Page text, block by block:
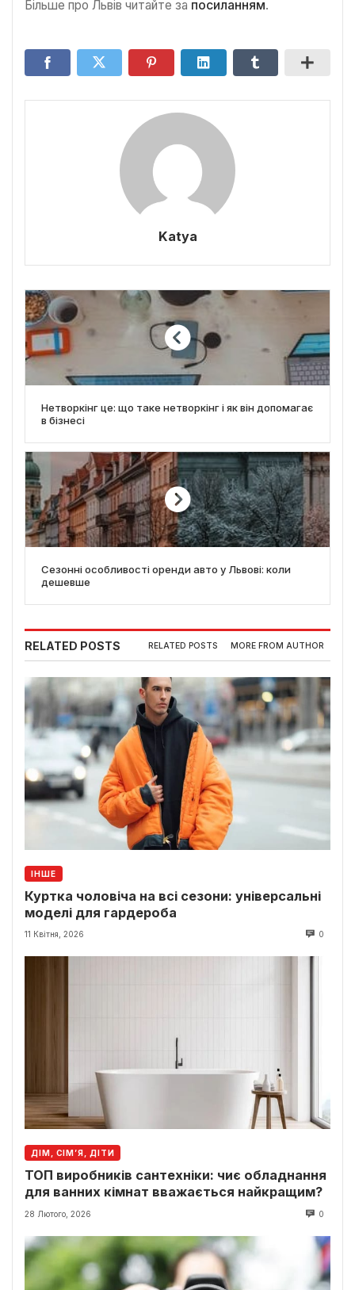
Більше про Львів читайте за посиланням.
Katya
Нетворкінг це: що таке нетворкінг і як він допомагає
в бізнесі
Сезонні особливості оренди авто у Львові: коли
дешевше
RELATED POSTS RELATED POSTS MORE FROM AUTHOR
ІНШЕ
Куртка чоловіча на всі сезони: універсальні
моделі для гардероба
11 Квітня, 2026 0
ДІМ, СІМ’Я, ДІТИ
ТОП виробників сантехніки: чиє обладнання
для ванних кімнат вважається найкращим?
28 Лютого, 2026 0